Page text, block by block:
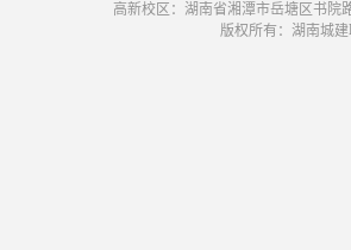
高新校区：湖南省湘潭市岳塘区书
版权所有：湖南城